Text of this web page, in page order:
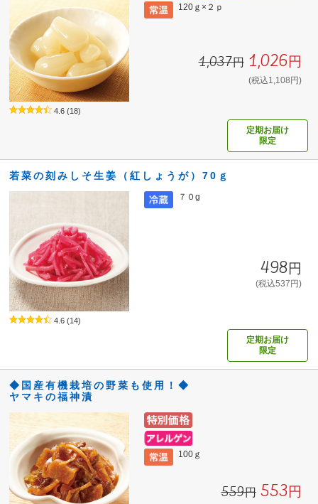
120ｇ×２ｐ
1,037円 1,026円
(税込1,108円)
4.6 (18)
定期お届け
限定
若菜の刻みしそ生姜（紅しょうが）70ｇ
７０g
498円
(税込537円)
4.6 (14)
定期お届け
限定
◆国産有機栽培の野菜も使用！◆
ヤマキの福神漬
100ｇ
559円 553円